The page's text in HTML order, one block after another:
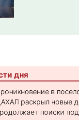
дня
в
раскрыл новые
поиски